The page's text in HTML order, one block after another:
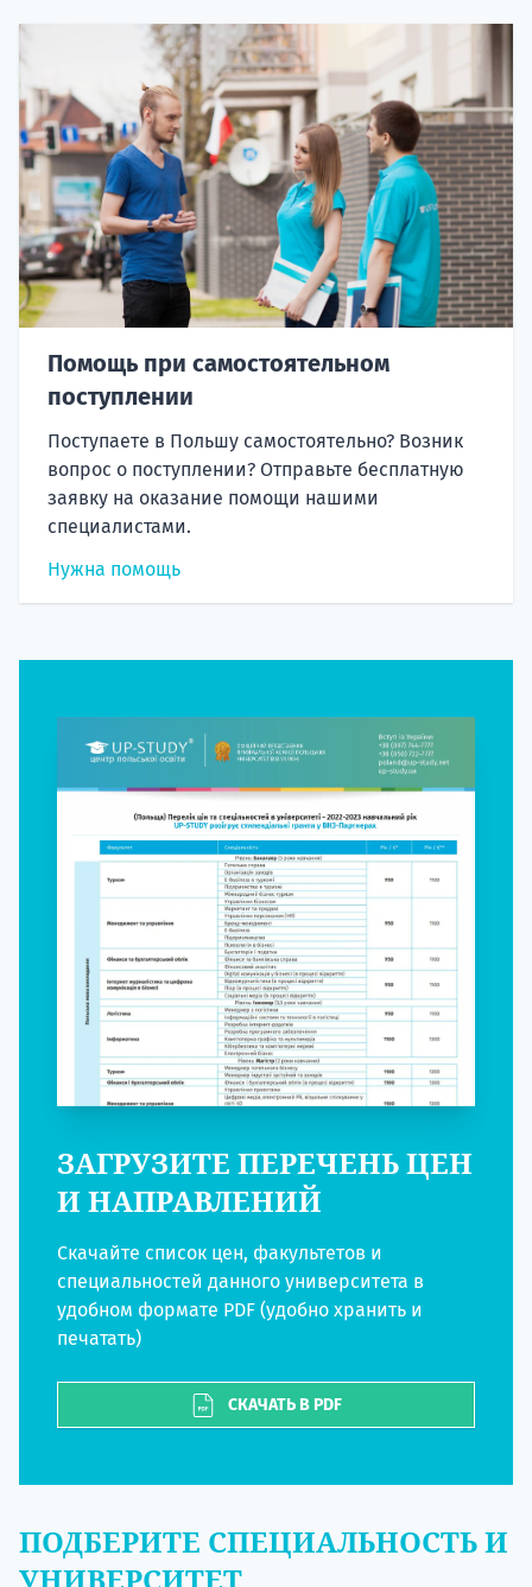
Помощь при самостоятельном
поступлении
Поступаете в Польшу самостоятельно? Возник
вопрос о поступлении? Отправьте бесплатную
заявку на оказание помощи нашими
специалистами.
Нужна помощь
ЗАГРУЗИТЕ ПЕРЕЧЕНЬ ЦЕН
И НАПРАВЛЕНИЙ
Скачайте список цен, факультетов и
специальностей данного университета в
удобном формате PDF (удобно хранить и
печатать)
СКАЧАТЬ В PDF
ПОДБЕРИТЕ СПЕЦИАЛЬНОСТЬ И
УНИВЕРСИТЕТ